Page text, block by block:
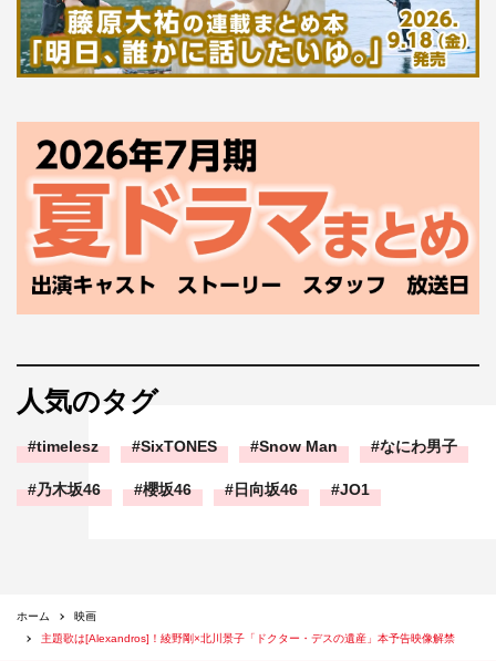
人気のタグ
timelesz SixTONES Snow Man なにわ男子
乃木坂46 櫻坂46 日向坂46 JO1
ホーム
映画
主題歌は[Alexandros]！綾野剛×北川景子「ドクター・デスの遺産」本予告映像解禁